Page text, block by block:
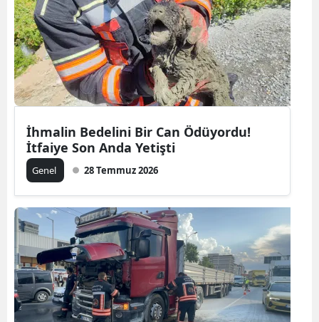
İhmalin Bedelini Bir Can Ödüyordu!
İtfaiye Son Anda Yetişti
Genel 28 Temmuz 2026